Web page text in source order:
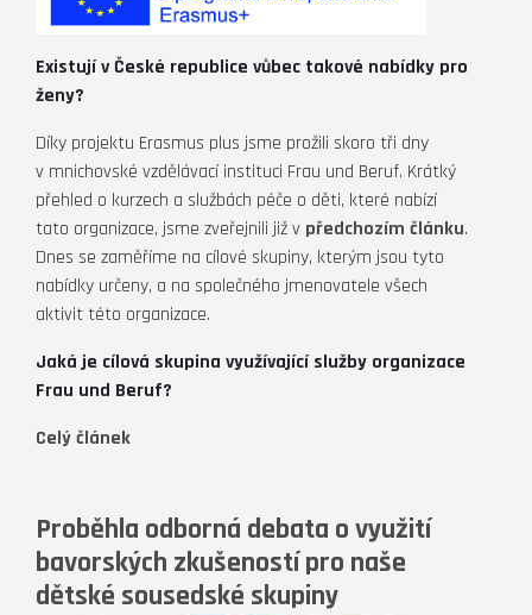
Existují v České republice vůbec takové nabídky pro
ženy?
Díky projektu Erasmus plus jsme prožili skoro tři dny
v mnichovské vzdělávací instituci Frau und Beruf. Krátký
přehled o kurzech a službách péče o děti, které nabízí
tato organizace, jsme zveřejnili již v předchozím článku.
Dnes se zaměříme na cílové skupiny, kterým jsou tyto
nabídky určeny, a na společného jmenovatele všech
aktivit této organizace.
Jaká je cílová skupina využívající služby organizace
Frau und Beruf?
Celý článek
Proběhla odborná debata o využití
bavorských zkušeností pro naše
dětské sousedské skupiny